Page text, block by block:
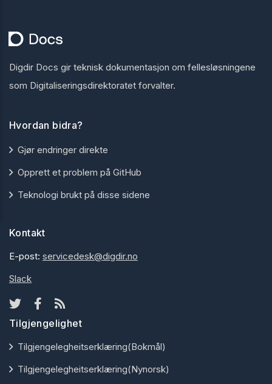
Digdir Docs gir teknisk dokumentasjon om fellesløsningene
som Digitaliseringsdirektoratet forvalter.
Hvordan bidra?
Gjør endringer direkte
Opprett et problem på GitHub
Teknologi brukt på disse sidene
Kontakt
E-post: servicedesk@digdir.no
Slack
Tilgjengelighet
Tilgjengelegheitserklæring(Bokmål)
Tilgjengelegheitserklæring(Nynorsk)